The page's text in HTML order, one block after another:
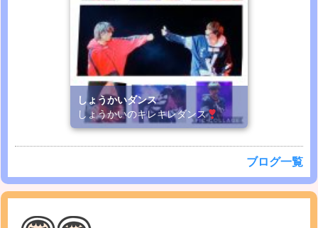
しょうかいダンス
しょうかいのキレキレダンス
ブログ一覧